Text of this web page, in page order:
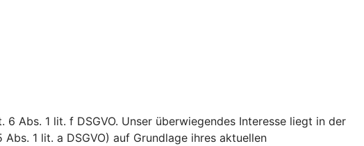
Abs. 1 lit. f DSGVO. Unser überwiegendes Interesse liegt in der
1 lit. a DSGVO) auf Grundlage ihres aktuellen